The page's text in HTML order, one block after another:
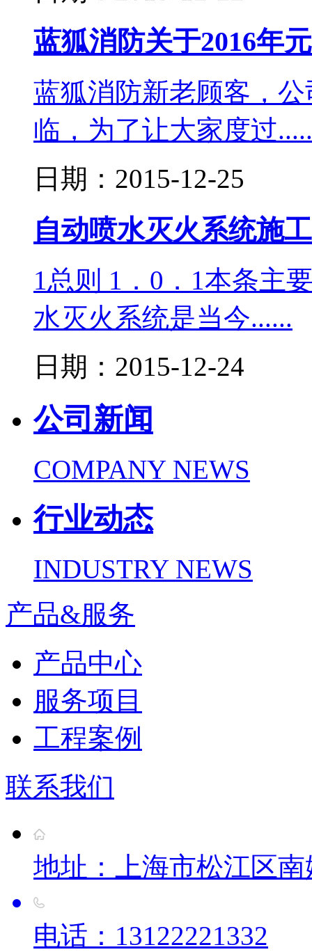
蓝狐消防关于2016年
蓝狐消防新老顾客，
临，为了让大家度过
日期：2015-12-25
自动喷水灭火系统施
1总则 1．0．1本条主
水灭火系统是当今......
日期：2015-12-24
公司新闻
COMPANY NEWS
行业动态
INDUSTRY NEWS
产品&服务
产品中心
服务项目
工程案例
联系我们
地址：上海市松江区南
电话：13122221332